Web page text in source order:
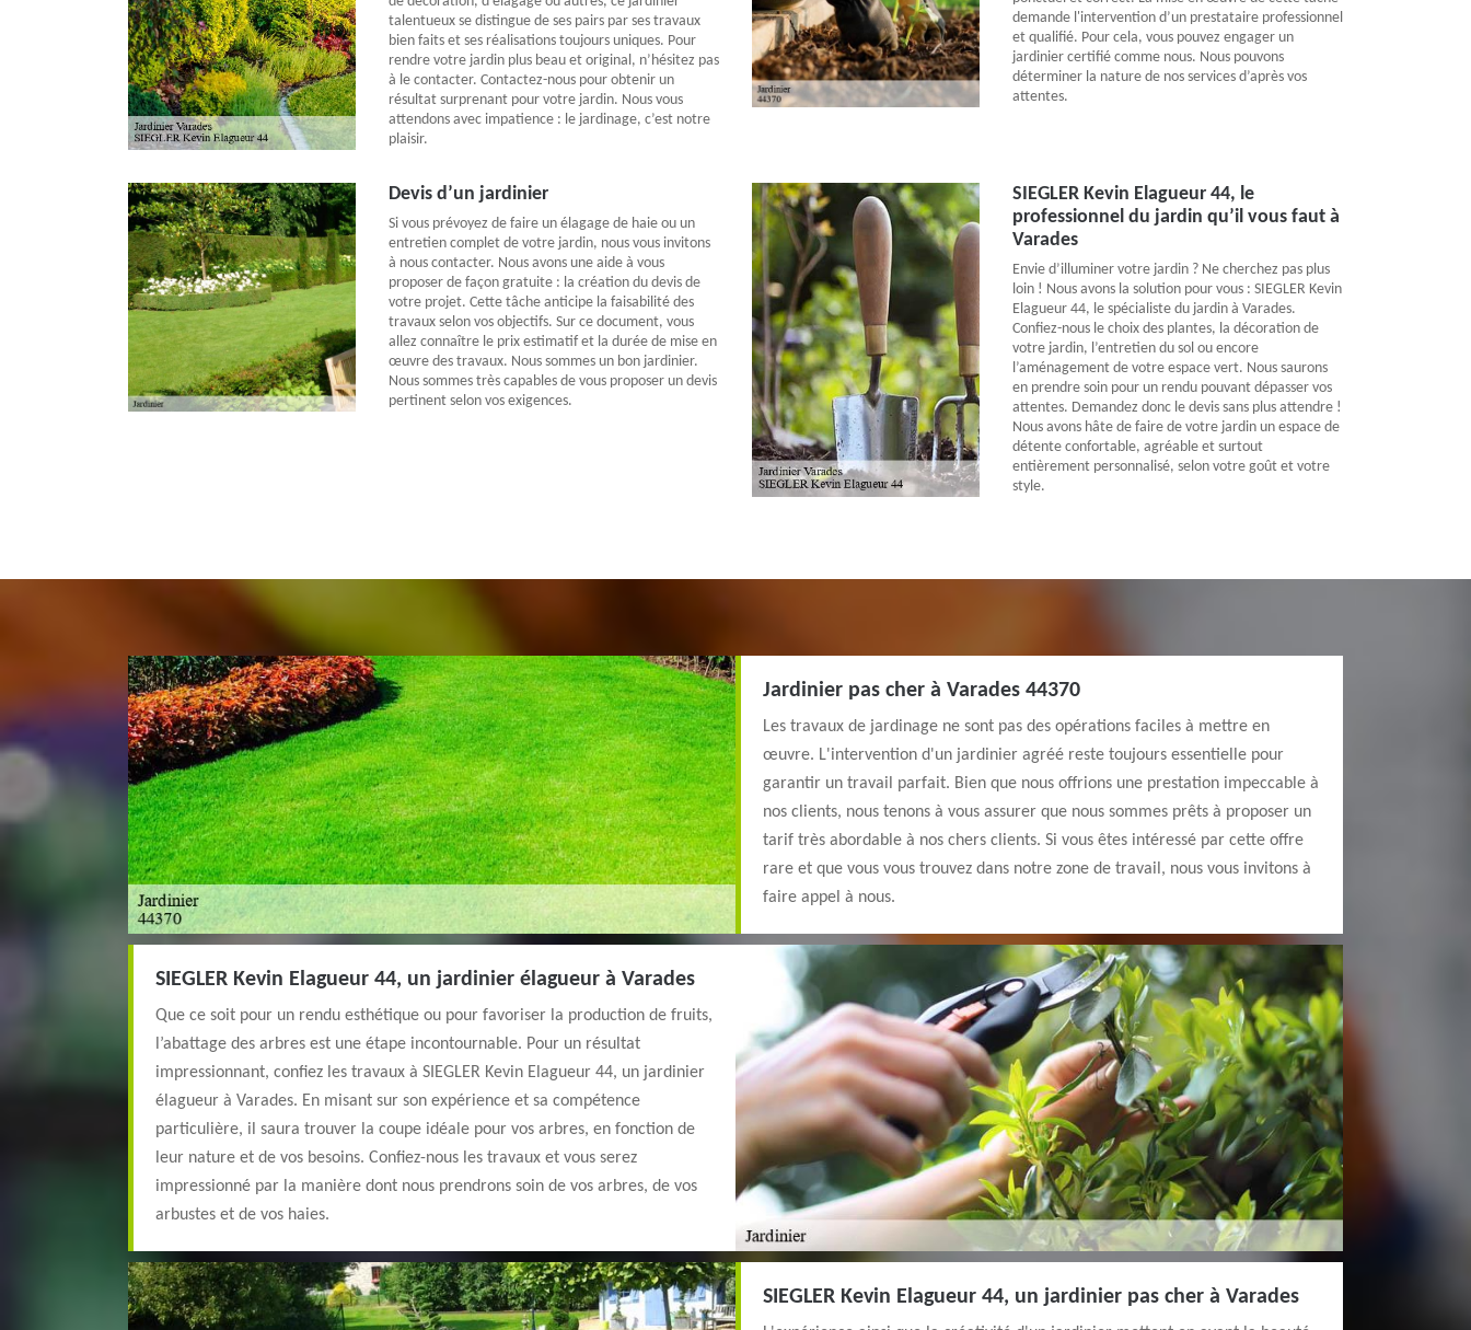
talentueux se distingue de ses pairs par ses travaux
bien faits et ses réalisations toujours uniques. Pour
rendre votre jardin plus beau et original, n’hésitez pas
à le contacter. Contactez-nous pour obtenir un
résultat surprenant pour votre jardin. Nous vous
attendons avec impatience : le jardinage, c’est notre
plaisir.
demande l'intervention d’un prestataire professionnel
et qualifié. Pour cela, vous pouvez engager un
jardinier certifié comme nous. Nous pouvons
déterminer la nature de nos services d’après vos
attentes.
Devis d’un jardinier
Si vous prévoyez de faire un élagage de haie ou un
entretien complet de votre jardin, nous vous invitons
à nous contacter. Nous avons une aide à vous
proposer de façon gratuite : la création du devis de
votre projet. Cette tâche anticipe la faisabilité des
travaux selon vos objectifs. Sur ce document, vous
allez connaître le prix estimatif et la durée de mise en
œuvre des travaux. Nous sommes un bon jardinier.
Nous sommes très capables de vous proposer un devis
pertinent selon vos exigences.
SIEGLER Kevin Elagueur 44, le
professionnel du jardin qu’il vous faut à
Varades
Envie d’illuminer votre jardin ? Ne cherchez pas plus
loin ! Nous avons la solution pour vous : SIEGLER Kevin
Elagueur 44, le spécialiste du jardin à Varades.
Confiez-nous le choix des plantes, la décoration de
votre jardin, l’entretien du sol ou encore
l’aménagement de votre espace vert. Nous saurons
en prendre soin pour un rendu pouvant dépasser vos
attentes. Demandez donc le devis sans plus attendre !
Nous avons hâte de faire de votre jardin un espace de
détente confortable, agréable et surtout
entièrement personnalisé, selon votre goût et votre
style.
Jardinier pas cher à Varades 44370
Les travaux de jardinage ne sont pas des opérations faciles à mettre en
œuvre. L'intervention d'un jardinier agréé reste toujours essentielle pour
garantir un travail parfait. Bien que nous offrions une prestation impeccable à
nos clients, nous tenons à vous assurer que nous sommes prêts à proposer un
tarif très abordable à nos chers clients. Si vous êtes intéressé par cette offre
rare et que vous vous trouvez dans notre zone de travail, nous vous invitons à
faire appel à nous.
SIEGLER Kevin Elagueur 44, un jardinier élagueur à Varades
Que ce soit pour un rendu esthétique ou pour favoriser la production de fruits,
l’abattage des arbres est une étape incontournable. Pour un résultat
impressionnant, confiez les travaux à SIEGLER Kevin Elagueur 44, un jardinier
élagueur à Varades. En misant sur son expérience et sa compétence
particulière, il saura trouver la coupe idéale pour vos arbres, en fonction de
leur nature et de vos besoins. Confiez-nous les travaux et vous serez
impressionné par la manière dont nous prendrons soin de vos arbres, de vos
arbustes et de vos haies.
SIEGLER Kevin Elagueur 44, un jardinier pas cher à Varades